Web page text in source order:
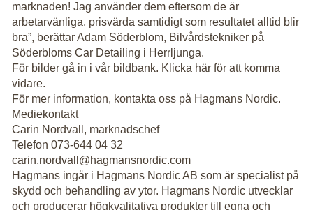
marknaden! Jag använder dem eftersom de är
arbetarvänliga, prisvärda samtidigt som resultatet alltid blir
bra”, berättar Adam Söderblom, Bilvårdstekniker på
Söderbloms Car Detailing i Herrljunga.
För bilder gå in i vår bildbank. Klicka här för att komma
vidare.
För mer information, kontakta oss på Hagmans Nordic.
Mediekontakt
Carin Nordvall, marknadschef
Telefon 073-644 04 32
carin.nordvall@hagmansnordic.com
Hagmans ingår i Hagmans Nordic AB som är specialist på
skydd och behandling av ytor. Hagmans Nordic utvecklar
och producerar högkvalitativa produkter till egna och